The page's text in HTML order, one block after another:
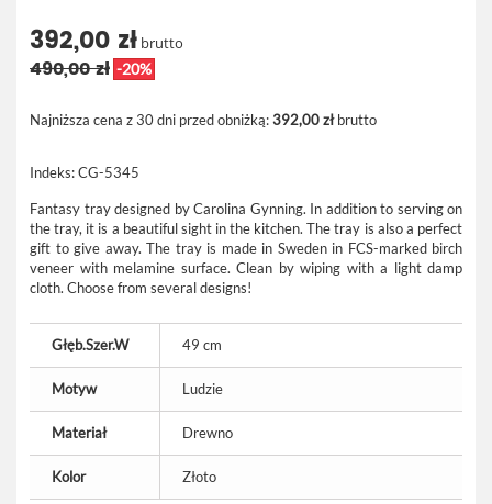
392,00 zł brutto
490,00 zł -20%
Najniższa cena z 30 dni przed obniżką:392,00 złbrutto
Indeks:CG-5345
Fantasy tray designed by Carolina Gynning. In addition to serving on
the tray, it is a beautiful sight in the kitchen. The tray is also a perfect
gift to give away. The tray is made in Sweden in FCS-marked birch
veneer with melamine surface. Clean by wiping with a light damp
cloth. Choose from several designs!
Głęb.Szer.W 49 cm
Motyw Ludzie
Materiał Drewno
Kolor Złoto